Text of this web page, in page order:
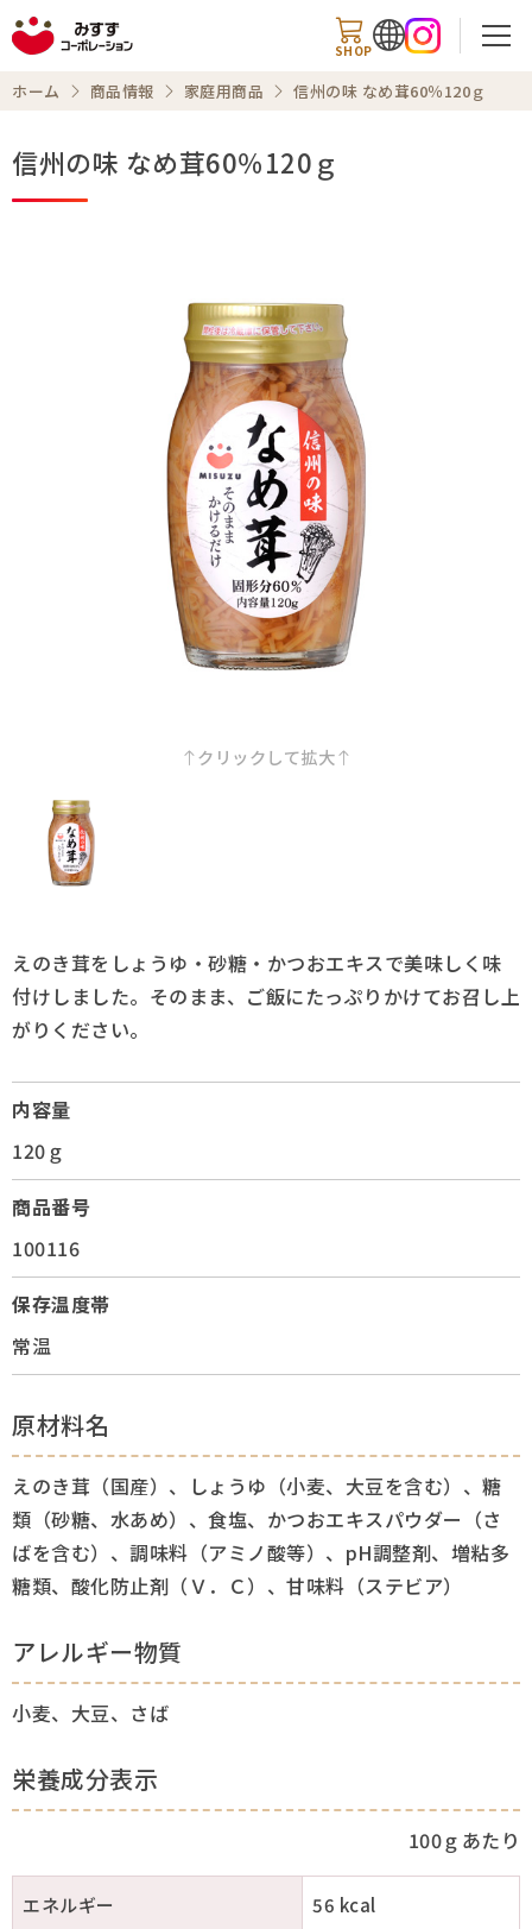
SHOP
ホーム 商品情報 家庭用商品 信州の味 なめ茸60％120ｇ
信州の味 なめ茸60％120ｇ
クリックして拡大
えのき茸をしょうゆ・砂糖・かつおエキスで美味しく味
付けしました。そのまま、ご飯にたっぷりかけてお召し上
がりください。
内容量
120ｇ
商品番号
100116
保存温度帯
常温
原材料名
えのき茸（国産）、しょうゆ（小麦、大豆を含む）、糖
類（砂糖、水あめ）、食塩、かつおエキスパウダー（さ
ばを含む）、調味料（アミノ酸等）、pH調整剤、増粘多
糖類、酸化防止剤（Ｖ．Ｃ）、甘味料（ステビア）
アレルギー物質
小麦、大豆、さば
栄養成分表示
100ｇあたり
エネルギー 56 kcal